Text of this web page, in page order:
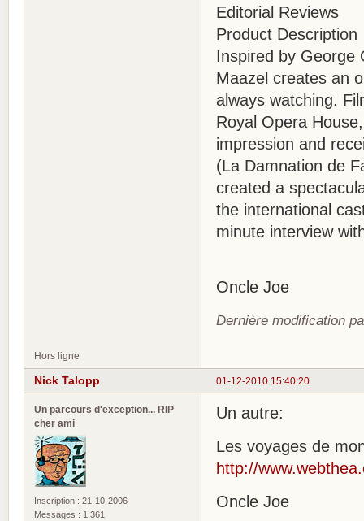
Editorial Reviews
Product Description
Inspired by George
Maazel creates an
always watching.
Royal Opera
impression and
(La Damnation de
created a
the international
minute interview
Oncle Joe
Dernière modification
Hors ligne
01-12-2010 15:40:20
Nick Talopp
Un parcours d'exception... RIP
cher ami
Inscription : 21-10-2006
Messages : 1 361
Un autre:
Les voyages de
http://
Oncle Joe